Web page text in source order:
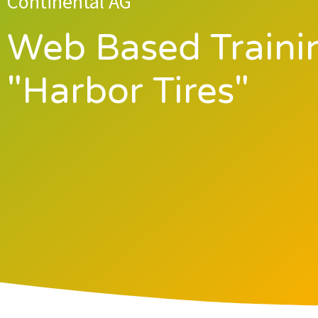
Web Based
"Harbor Tires"